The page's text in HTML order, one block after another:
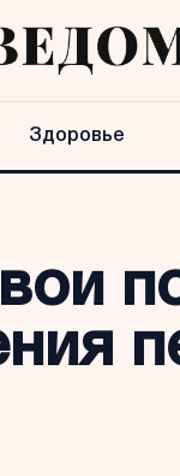
Здоровье